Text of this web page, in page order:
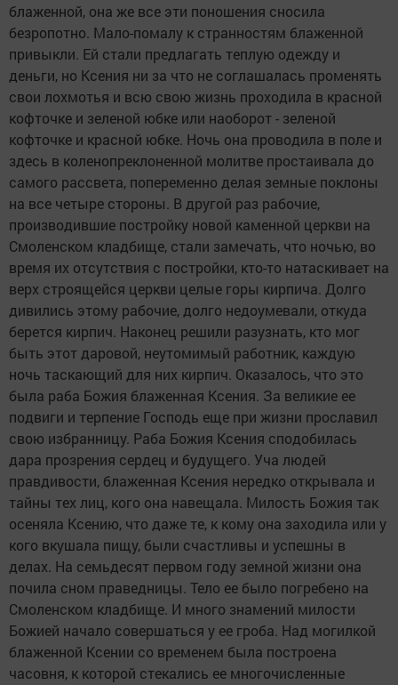
блаженной, она же все эти поношения сносила
безропотно. Мало-помалу к странностям блаженной
привыкли. Ей стали предлагать теплую одежду и
деньги, но Ксения ни за что не соглашалась променять
свои лохмотья и всю свою жизнь проходила в красной
кофточке и зеленой юбке или наоборот - зеленой
кофточке и красной юбке. Ночь она проводила в поле и
здесь в коленопреклоненной молитве простаивала до
самого рассвета, попеременно делая земные поклоны
на все четыре стороны. В другой раз рабочие,
производившие постройку новой каменной церкви на
Смоленском кладбище, стали замечать, что ночью, во
время их отсутствия с постройки, кто-то натаскивает на
верх строящейся церкви целые горы кирпича. Долго
дивились этому рабочие, долго недоумевали, откуда
берется кирпич. Наконец решили разузнать, кто мог
быть этот даровой, неутомимый работник, каждую
ночь таскающий для них кирпич. Оказалось, что это
была раба Божия блаженная Ксения. За великие ее
подвиги и терпение Господь еще при жизни прославил
свою избранницу. Раба Божия Ксения сподобилась
дара прозрения сердец и будущего. Уча людей
правдивости, блаженная Ксения нередко открывала и
тайны тех лиц, кого она навещала. Милость Божия так
осеняла Ксению, что даже те, к кому она заходила или у
кого вкушала пищу, были счастливы и успешны в
делах. На семьдесят первом году земной жизни она
почила сном праведницы. Тело ее было погребено на
Смоленском кладбище. И много знамений милости
Божией начало совершаться у ее гроба. Над могилкой
блаженной Ксении со временем была построена
часовня, к которой стекались ее многочисленные